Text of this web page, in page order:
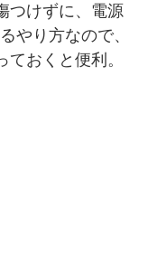
つけずに、電源
やり方なので、
おくと便利。